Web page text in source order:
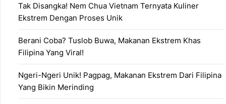
Tak Disangka! Nem Chua Vietnam Ternyata Kuliner
Ekstrem Dengan Proses Unik
Berani Coba? Tuslob Buwa, Makanan Ekstrem Khas
Filipina Yang Viral!
Ngeri-Ngeri Unik! Pagpag, Makanan Ekstrem Dari Filipina
Yang Bikin Merinding